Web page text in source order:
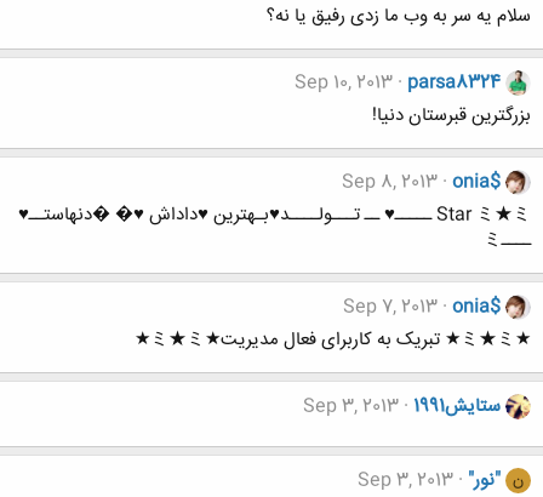
سلام یه سر به وب ما زدی رفیق یا نه؟
parsa8324
Sep 10, 2013
بزرگترین قبرستان دنیا!
onia$
Sep 8, 2013
Star ミ★ミ ـــــ♥ ــ تـــولــــد♥بـهترین ♥داداش ♥� �دنهاستــ♥
ــــミ
onia$
Sep 7, 2013
★ミ★ミ★ تبریک به کاربرای فعال مدیریت★ミ★ミ★
ستایش1991 Sep 3, 2013
ن "نور" Sep 3, 2013